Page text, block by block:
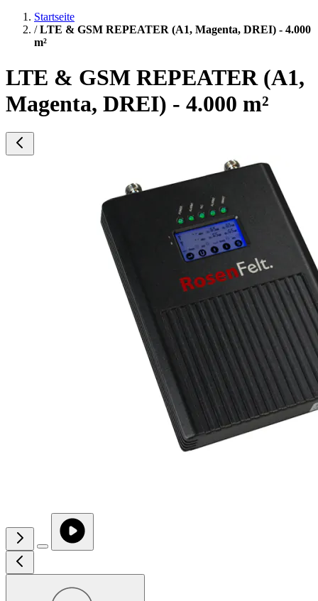
Startseite
/LTE & GSM REPEATER (A1, Magenta, DREI) - 4.000
m²
LTE & GSM REPEATER (A1,
Magenta, DREI) - 4.000 m²